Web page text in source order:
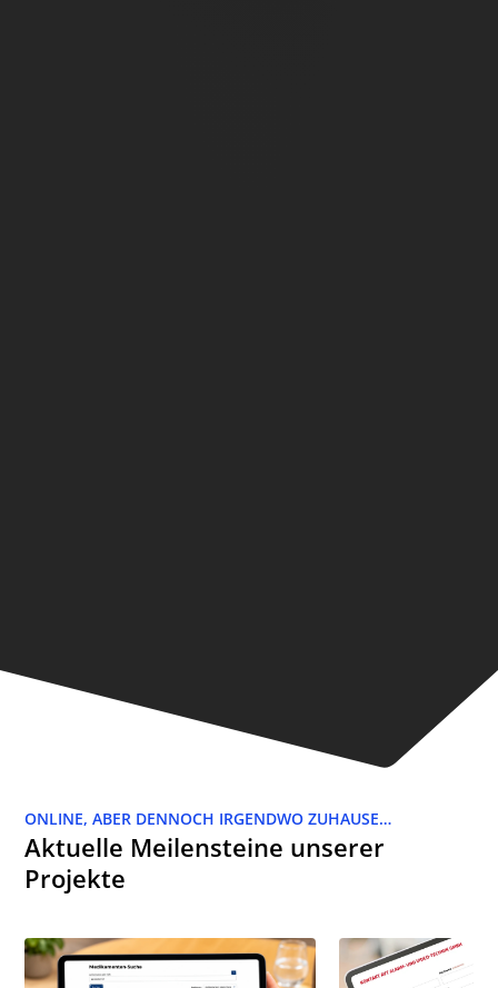
ONLINE, ABER DENNOCH IRGENDWO ZUHAUSE…
Aktuelle Meilensteine unserer
Projekte